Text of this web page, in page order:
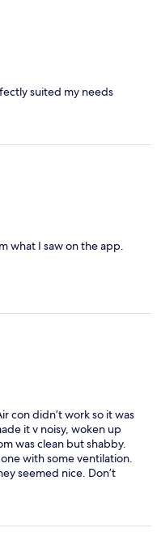
suited my needs
what I saw on the app.
con didn’t work so it was
it v noisy, woken up
was clean but shabby.
with some ventilation.
seemed nice. Don’t
are many better options